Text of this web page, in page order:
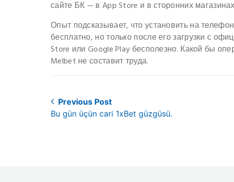
сайте БК — в App Store и в сторонних
Опыт подсказывает, что установить на
бесплатно, но только после его загрузки с
Store или Google Play бесполезно. Какой бы
Melbet не составит труда.
Post
navigation
Previous Post
Previous
Bu gün üçün cari 1xBet güzgüsü.